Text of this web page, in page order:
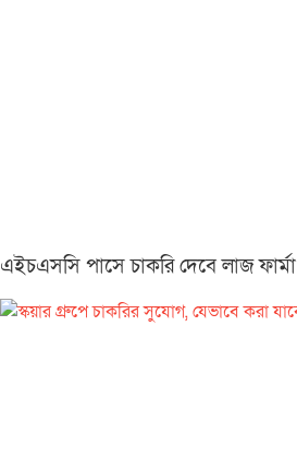
এইচএসসি পাসে চাকরি দেবে লাজ ফার্মা